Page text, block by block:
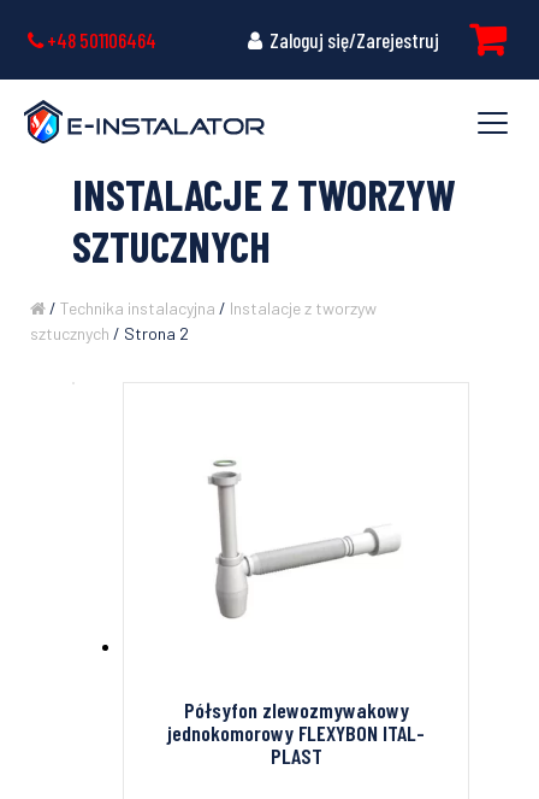
+48 501106464 Zaloguj się/Zarejestruj
INSTALACJE Z TWORZYW
SZTUCZNYCH
/ Technika instalacyjna / Instalacje z tworzyw
sztucznych / Strona 2
Półsyfon zlewozmywakowy
jednokomorowy FLEXYBON ITAL-
PLAST